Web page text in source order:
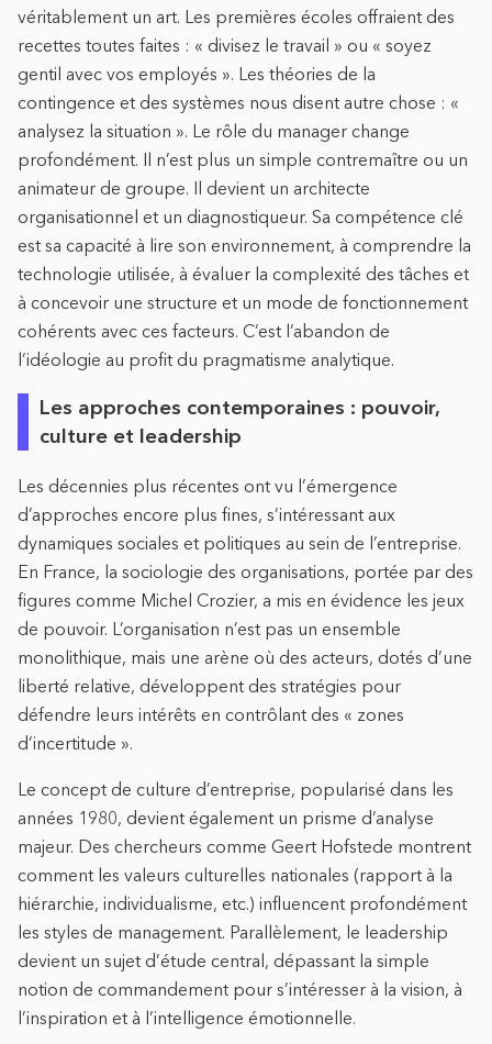
véritablement un art. Les premières écoles offraient des
recettes toutes faites : « divisez le travail » ou « soyez
gentil avec vos employés ». Les théories de la
contingence et des systèmes nous disent autre chose : «
analysez la situation ». Le rôle du manager change
profondément. Il n’est plus un simple contremaître ou un
animateur de groupe. Il devient un architecte
organisationnel et un diagnostiqueur. Sa compétence clé
est sa capacité à lire son environnement, à comprendre la
technologie utilisée, à évaluer la complexité des tâches et
à concevoir une structure et un mode de fonctionnement
cohérents avec ces facteurs. C’est l’abandon de
l’idéologie au profit du pragmatisme analytique.
Les approches contemporaines : pouvoir,
culture et leadership
Les décennies plus récentes ont vu l’émergence
d’approches encore plus fines, s’intéressant aux
dynamiques sociales et politiques au sein de l’entreprise.
En France, la sociologie des organisations, portée par des
figures comme Michel Crozier, a mis en évidence les jeux
de pouvoir. L’organisation n’est pas un ensemble
monolithique, mais une arène où des acteurs, dotés d’une
liberté relative, développent des stratégies pour
défendre leurs intérêts en contrôlant des « zones
d’incertitude ».
Le concept de culture d’entreprise, popularisé dans les
années 1980, devient également un prisme d’analyse
majeur. Des chercheurs comme Geert Hofstede montrent
comment les valeurs culturelles nationales (rapport à la
hiérarchie, individualisme, etc.) influencent profondément
les styles de management. Parallèlement, le leadership
devient un sujet d’étude central, dépassant la simple
notion de commandement pour s’intéresser à la vision, à
l’inspiration et à l’intelligence émotionnelle.